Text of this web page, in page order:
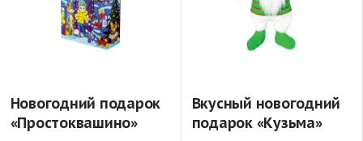
Новогодний подарок
«Простоквашино»
Вкусный новогодний
подарок «Кузьма»